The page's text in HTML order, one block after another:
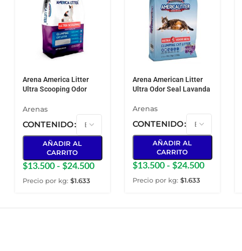
Arena America Litter
Ultra Scooping Odor
Arenas
CONTENIDO
AÑADIR AL
CARRITO
$13.500 - $24.500
Precio por kg: $1.633
Arena American Litter
Ultra Odor Seal Lavanda
Arenas
CONTENIDO
AÑADIR AL
CARRITO
$13.500 - $24.500
Precio por kg: $1.633